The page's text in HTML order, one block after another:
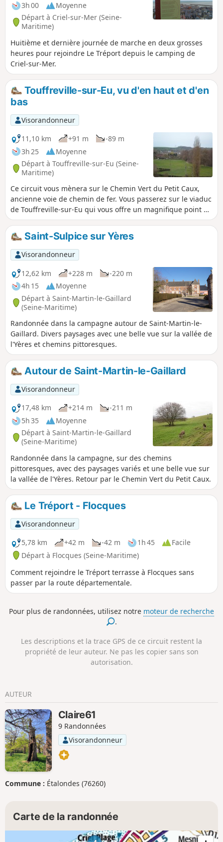
3h 00
Moyenne
Départ à Criel-sur-Mer (Seine-
Maritime)
Huitième et dernière journée de marche en deux grosses
heures pour rejoindre Le Tréport depuis le camping de
Criel-sur-Mer.
Touffreville-sur-Eu, vu d'en haut et d'en
bas
Visorandonneur
11,10 km
+91 m
-89 m
3h 25
Moyenne
Départ à Touffreville-sur-Eu (Seine-
Maritime)
Ce circuit vous mènera sur le Chemin Vert du Petit Caux,
ancienne voie de chemin de fer. Vous passerez sur le viaduc
de Touffreville-sur-Eu qui vous offre un magnifique point de
vue sur le village et sur le cours de l'Yères.
Saint-Sulpice sur Yères
Visorandonneur
12,62 km
+228 m
-220 m
4h 15
Moyenne
Départ à Saint-Martin-le-Gaillard
(Seine-Maritime)
Randonnée dans la campagne autour de Saint-Martin-le-
Gaillard. Divers paysages avec une belle vue sur la vallée de
l'Yères et chemins pittoresques.
Autour de Saint-Martin-le-Gaillard
Visorandonneur
17,48 km
+214 m
-211 m
5h 35
Moyenne
Départ à Saint-Martin-le-Gaillard
(Seine-Maritime)
Randonnée dans la campagne, sur des chemins
pittoresques, avec des paysages variés et une belle vue sur
la vallée de l'Yères. Retour par le Chemin Vert du Petit Caux.
Le Tréport - Flocques
Visorandonneur
5,78 km
+42 m -42 m 1h 45
Facile
Départ à Flocques (Seine-Maritime)
Comment rejoindre le Tréport terrasse à Flocques sans
passer par la route départementale.
Pour plus de randonnées, utilisez notre moteur de recherche
.
Les descriptions et la trace GPS de ce circuit restent la
propriété de leur auteur. Ne pas les copier sans son
autorisation.
AUTEUR
Claire61
9 Randonnées
Visorandonneur
Commune : Étalondes (76260)
Carte de la randonnée